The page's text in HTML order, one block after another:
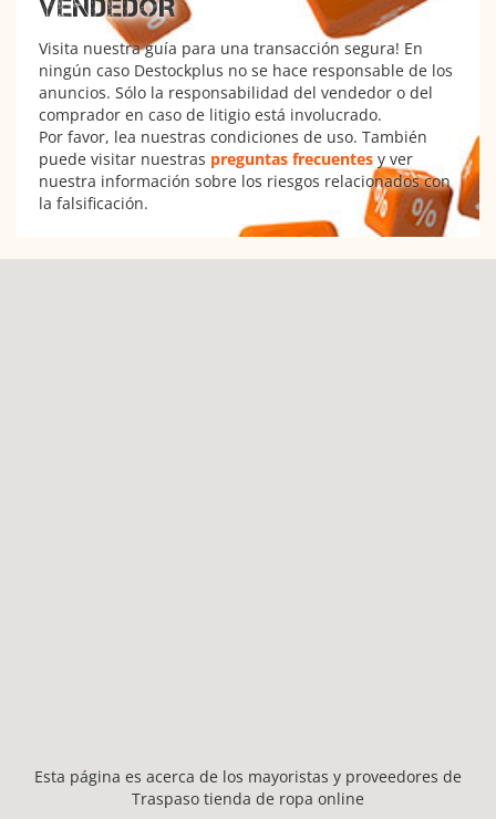
VENDEDOR
Visita nuestra guía para una transacción segura! En
ningún caso Destockplus no se hace responsable de los
anuncios. Sólo la responsabilidad del vendedor o del
comprador en caso de litigio está involucrado.
Por favor, lea nuestras condiciones de uso. También
puede visitar nuestras preguntas frecuentes y ver
nuestra información sobre los riesgos relacionados con
la falsificación.
Esta página es acerca de los mayoristas y proveedores de
Traspaso tienda de ropa online